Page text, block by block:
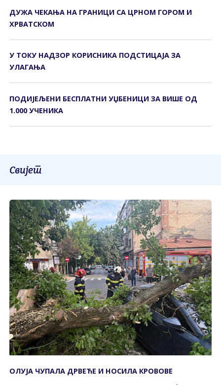
ДУЖА ЧЕКАЊА НА ГРАНИЦИ СА ЦРНОМ ГОРОМ И
ХРВАТСКОМ
У ТОКУ НАДЗОР КОРИСНИКА ПОДСТИЦАЈА ЗА
УЛАГАЊА
ПОДИЈЕЉЕНИ БЕСПЛАТНИ УЏБЕНИЦИ ЗА ВИШЕ ОД
1.000 УЧЕНИКА
Свијет
ОЛУЈА ЧУПАЛА ДРВЕЋЕ И НОСИЛА КРОВОВЕ